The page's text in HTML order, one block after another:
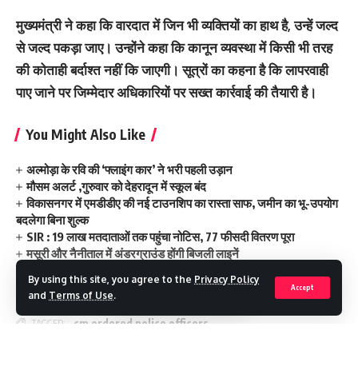
By using this site, you agree to the Privacy Policy
and Terms of Use.
Accept
मुख्यमंत्री ने कहा कि वारदात में जिन भी व्यक्तियों का हाथ है, उन्हें जल्द
से जल्द पकड़ा जाए। उन्होंने कहा कि कानून व्यवस्था में किसी भी तरह
की कोताही बर्दाश्त नहीं कि जाएगी। सूत्रों का कहना है कि लापरवाही
पाए जाने पर जिम्मेदार अधिकारियों पर सख्त कार्रवाई की तैयारी है।
You Might Also Like
अल्मोड़ा के रवि की ‘फ्लाइंग कार’ ने भरी पहली उड़ान
मौसम अलर्ट ,गुरुवार को देहरादून में स्कूल बंद
विकासनगर में एमडीडीए की नई टाउनशिप का रास्ता साफ, जमीन का भू-उपयोग
बदलेगा बिना शुल्क
SIR : 19 लाख मतदाताओं तक पहुंचा नोटिस, 77 फीसदी वितरण पूरा
मसूरी और नैनीताल में अंडरग्राउंड होंगी बिजली लाइनें
TAGGED: cm ordered police officers